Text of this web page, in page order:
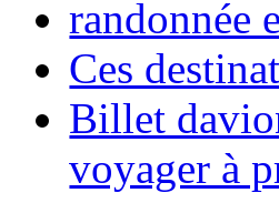
randonnée
Ces
Billet
voyager à